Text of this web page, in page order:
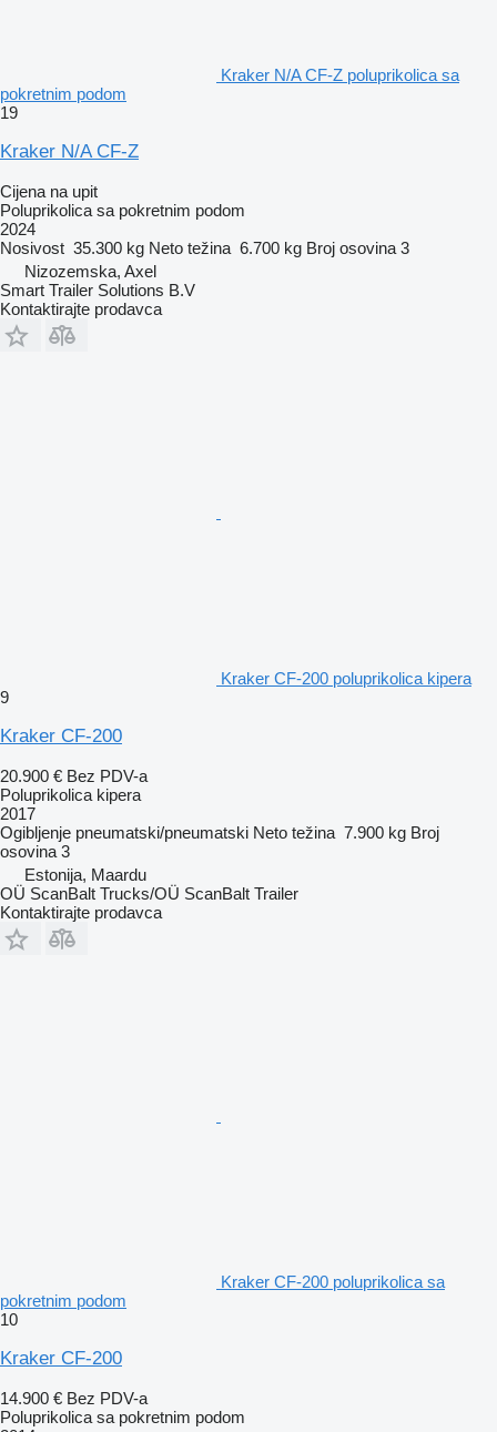
Kraker N/A CF-Z poluprikolica sa
pokretnim podom
19
Kraker N/A CF-Z
Cijena na upit
Poluprikolica sa pokretnim podom
2024
Nosivost 35.300 kg Neto težina 6.700 kg Broj osovina 3
Nizozemska, Axel
Smart Trailer Solutions B.V
Kontaktirajte prodavca
Kraker CF-200 poluprikolica kipera
9
Kraker CF-200
20.900 € Bez PDV-a
Poluprikolica kipera
2017
Ogibljenje pneumatski/pneumatski Neto težina 7.900 kg Broj
osovina 3
Estonija, Maardu
OÜ ScanBalt Trucks/OÜ ScanBalt Trailer
Kontaktirajte prodavca
Kraker CF-200 poluprikolica sa
pokretnim podom
10
Kraker CF-200
14.900 € Bez PDV-a
Poluprikolica sa pokretnim podom